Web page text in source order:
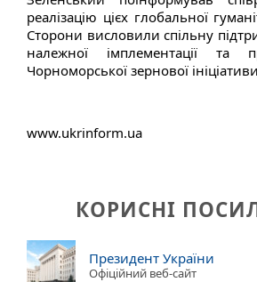
реалізацію цієх глобальної
Сторони висловили спільну
належної імплементації та
Чорноморської зернової
www.ukrinform.ua
КОРИСНІ
Президент України
Офіційний веб-сайт